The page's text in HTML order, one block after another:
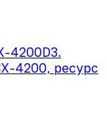
4200D3.
4200, ресурс